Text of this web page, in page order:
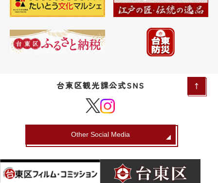
台東区観光課公式SNS
Other Social Media